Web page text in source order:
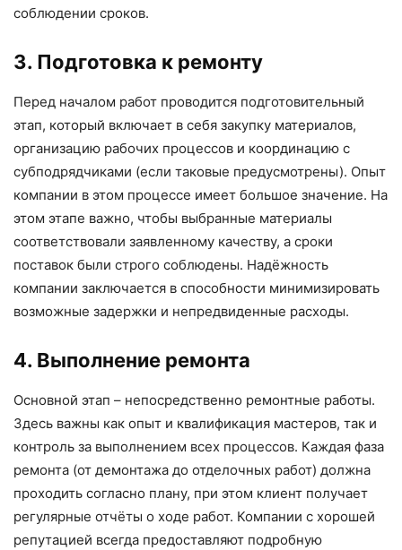
соблюдении сроков.
3. Подготовка к ремонту
Перед началом работ проводится подготовительный
этап, который включает в себя закупку материалов,
организацию рабочих процессов и координацию с
субподрядчиками (если таковые предусмотрены). Опыт
компании в этом процессе имеет большое значение. На
этом этапе важно, чтобы выбранные материалы
соответствовали заявленному качеству, а сроки
поставок были строго соблюдены. Надёжность
компании заключается в способности минимизировать
возможные задержки и непредвиденные расходы.
4. Выполнение ремонта
Основной этап – непосредственно ремонтные работы.
Здесь важны как опыт и квалификация мастеров, так и
контроль за выполнением всех процессов. Каждая фаза
ремонта (от демонтажа до отделочных работ) должна
проходить согласно плану, при этом клиент получает
регулярные отчёты о ходе работ. Компании с хорошей
репутацией всегда предоставляют подробную